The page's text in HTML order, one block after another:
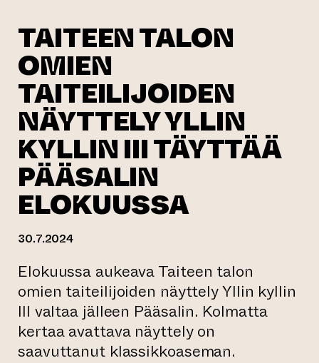
TAITEEN TALON
OMIEN
TAITEILIJOIDEN
NÄYTTELY YLLIN
KYLLIN III TÄYTTÄÄ
PÄÄSALIN
ELOKUUSSA
30.7.2024
Elokuussa aukeava Taiteen talon
omien taiteilijoiden näyttely Yllin kyllin
III valtaa jälleen Pääsalin. Kolmatta
kertaa avattava näyttely on
saavuttanut klassikkoaseman.